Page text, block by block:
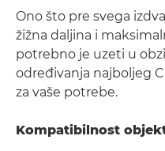
Ono što pre svega
žižna daljina i
potrebno je uzeti u
određivanja najboljeg
za vaše potrebe.
Kompatibilnost